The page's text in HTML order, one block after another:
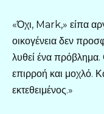
«Όχι, Mark,» είπα
οικογένεια δεν
λυθεί ένα πρόβλημα.
επιρροή και μοχλό.
εκτεθειμένος.»